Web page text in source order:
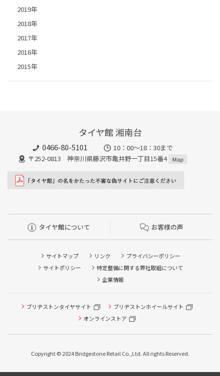
2019年
2018年
2017年
2016年
2015年
タイヤ館 湘南台
0466-80-5101
10：00～18：30まで
〒252-0813 神奈川県藤沢市亀井野一丁目15番4
Map
タイヤ館について お客様の声
サイトマップ リンク
プライバシーポリシー
サイトポリシー
特定整備に関する弊社取組について
企業情報
ブリヂストンタイヤサイト
ブリヂストンホイールサイト
オンラインストア
Copyright © 2024 Bridgestone Retail Co.,Ltd. All rights Reserved.
タイヤ点検・安全点検/タイヤ履き替え/オイル交換/その他
ピット作業の予約
本日のタイヤ履き替え順番待ち予約 ※クローク契約会員の